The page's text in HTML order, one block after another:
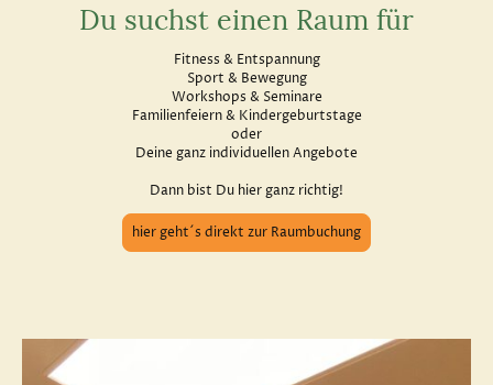
Du suchst einen Raum für
Fitness & Entspannung
Sport & Bewegung
Workshops & Seminare
Familienfeiern & Kindergeburtstage
oder
Deine ganz individuellen Angebote
Dann bist Du hier ganz richtig!
hier geht´s direkt zur Raumbuchung